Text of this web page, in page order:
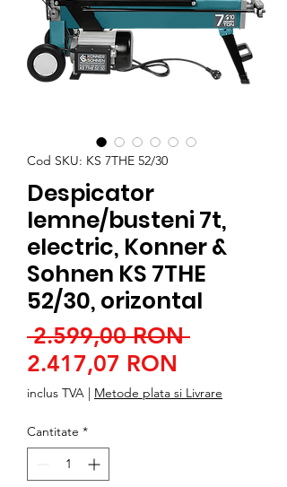
Cod SKU: KS 7THE 52/30
Despicator
lemne/busteni 7t,
electric, Konner &
Sohnen KS 7THE
52/30, orizontal
2.599,00 RON Preț
2.417,07 RON
redus
inclus TVA | Metode plata si Livrare
Cantitate *